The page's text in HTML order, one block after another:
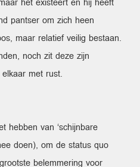
pantser om zich heen
maar relatief veilig bestaan.
noch zit deze zijn
met rust.
hebben van ‘schijnbare
doen), om de status quo
belemmering voor